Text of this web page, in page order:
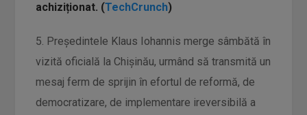
achiziționat. (TechCrunch)
5. Preşedintele Klaus Iohannis merge sâmbătă în
vizită oficială la Chişinău, urmând să transmită un
mesaj ferm de sprijin în efortul de reformă, de
democratizare, de implementare ireversibilă a